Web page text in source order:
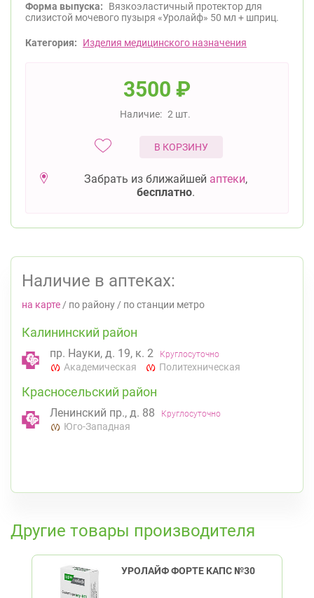
Форма выпуска:
Вязкоэластичный протектор для
слизистой мочевого пузыря «Уролайф» 50 мл + шприц.
Категория: Изделия медицинского назначения
3500 ₽
Наличие: 2 шт.
В КОРЗИНУ
Забрать из ближайшей аптеки,
бесплатно.
Наличие в аптеках:
на карте / по району / по станции метро
Калининский район
пр. Науки, д. 19, к. 2 Круглосуточно
Академическая Политехническая
Красносельский район
Ленинский пр., д. 88 Круглосуточно
Юго-Западная
Другие товары производителя
УРОЛАЙФ ФОРТЕ КАПС №30